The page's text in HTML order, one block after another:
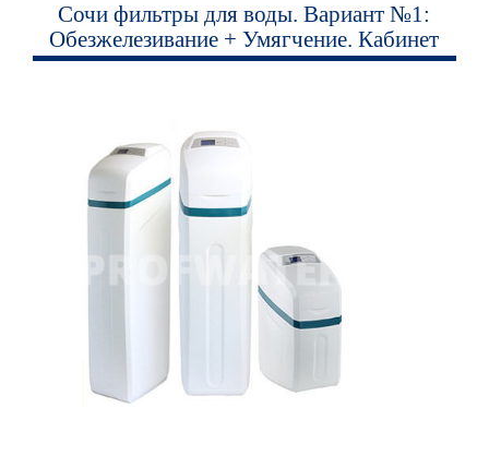
Сочи фильтры для воды. Вариант №1:
Обезжелезивание + Умягчение. Кабинет